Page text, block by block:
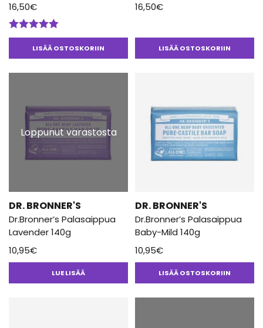
16,50€
Arvostelu
tuotteesta:LISÄÄ OSTOSKORIIN
16,50€
LISÄÄ OSTOSKORIIN
Loppunut varastosta
DR. BRONNER'S
Dr.Bronner’s Palasaippua
Lavender 140g
10,95€
LUE LISÄÄ
DR. BRONNER'S
Dr.Bronner’s Palasaippua
Baby-Mild 140g
10,95€
LISÄÄ OSTOSKORIIN